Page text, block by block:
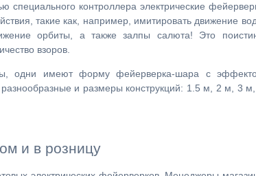
специального контроллера электрические
такие как, например, имитировать движение
орбиты, а также залпы салюта! Это
взоров.
одни имеют форму фейерверка-шара с
и размеры конструкций: 1.5 м, 2 м, 3
и в розницу